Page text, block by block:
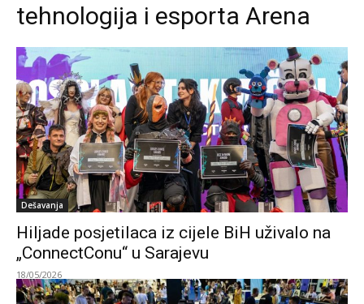
tehnologija i esporta Arena
Dešavanja
Hiljade posjetilaca iz cijele BiH uživalo na
„ConnectConu“ u Sarajevu
18/05/2026